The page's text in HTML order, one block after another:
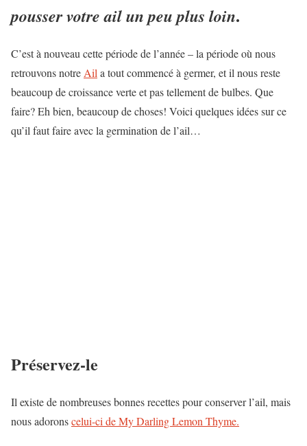
pousser votre ail un peu plus loin.
C’est à nouveau cette période de l’année – la période où nous
retrouvons notreAila tout commencé à germer, et il nous reste
beaucoup de croissance verte et pas tellement de bulbes. Que
faire? Eh bien, beaucoup de choses! Voici quelques idées sur ce
qu’il faut faire avec la germination de l’ail…
Préservez-le
Il existe de nombreuses bonnes recettes pour conserver l’ail, mais
nous adoronscelui-ci de My Darling Lemon Thyme.